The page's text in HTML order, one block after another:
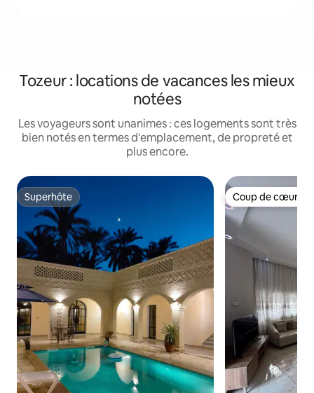
Tozeur : locations de vacances les mieux
notées
Les voyageurs sont unanimes : ces logements sont très
bien notés en termes d'emplacement, de propreté et
plus encore.
Superhôte
Superhôte Coup de cœur
Coup de cœur